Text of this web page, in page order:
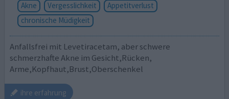
Akne
Vergesslichkeit
Appetitverlust
chronische Müdigkeit
Anfallsfrei mit Levetiracetam, aber schwere
schmerzhafte Akne im Gesicht,Rücken,
Arme,Kopfhaut,Brust,Oberschenkel
ihre erfahrung